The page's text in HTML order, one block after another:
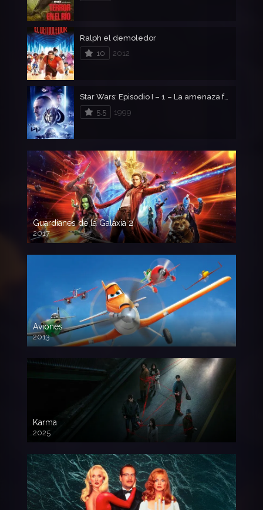
Ralph el demoledor
10
2012
Star Wars: Episodio I – 1 – La amenaza fantasma
5.5
1999
Guardianes de la Galaxia 2
2017
720p HD
Aviones
2013
720 HD
Karma
2025